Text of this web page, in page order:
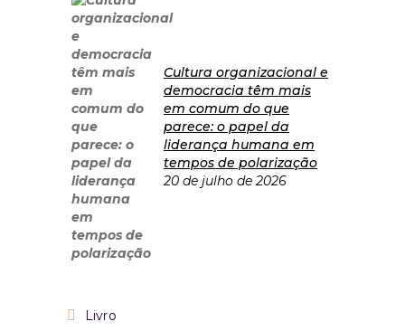
Cultura organizacional e
democracia têm mais
em comum do que
parece: o papel da
liderança humana em
tempos de polarização
20 de julho de 2026
Livro